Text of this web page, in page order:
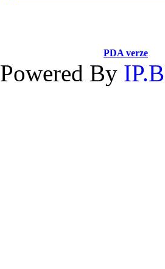
PDA verze
Powered By